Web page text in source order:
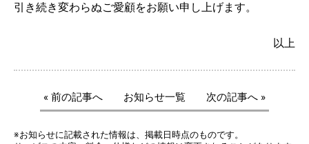
引き続き変わらぬご愛顧をお願い申し上げます。
以上
« 前の記事へ お知らせ一覧 次の記事へ »
※お知らせに記載された情報は、掲載日時点のものです。